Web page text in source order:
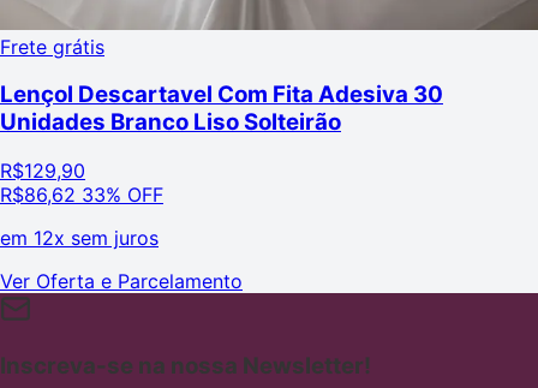
Frete grátis
Lençol Descartavel Com Fita Adesiva 30
Unidades Branco Liso Solteirão
R$129,90
R$86,62 33% OFF
em 12x sem juros
Ver Oferta e Parcelamento
Inscreva-se na nossa Newsletter!